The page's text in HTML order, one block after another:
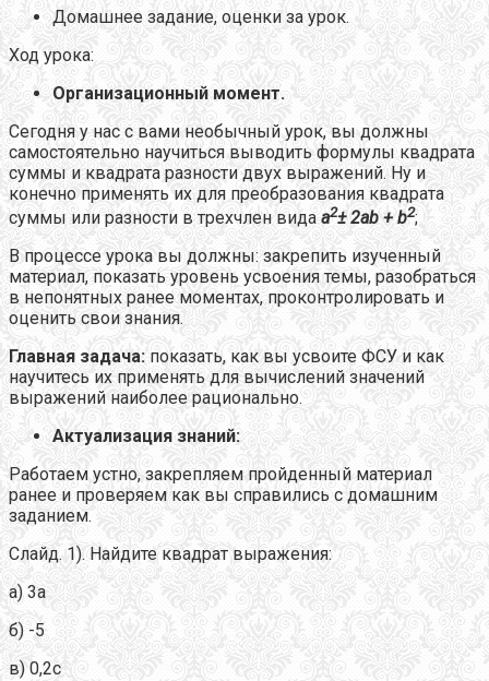
Домашнее задание, оценки за урок.
Ход урока:
Организационный момент.
Сегодня у нас с вами необычный урок, вы должны
самостоятельно научиться выводить формулы квадрата
суммы и квадрата разности двух выражений. Ну и
конечно применять их для преобразования квадрата
суммы или разности в трехчлен вида a2± 2ab +b2;
В процессе урока вы должны: закрепить изученный
материал, показать уровень усвоения темы, разобраться
в непонятных ранее моментах, проконтролировать и
оценить свои знания.
Главная задача: показать, как вы усвоите ФСУ и как
научитесь их применять для вычислений значений
выражений наиболее рационально.
Актуализация знаний:
Работаем устно, закрепляем пройденный материал
ранее и проверяем как вы справились с домашним
заданием.
Слайд. 1). Найдите квадрат выражения:
а) 3а
б) -5
в) 0,2с